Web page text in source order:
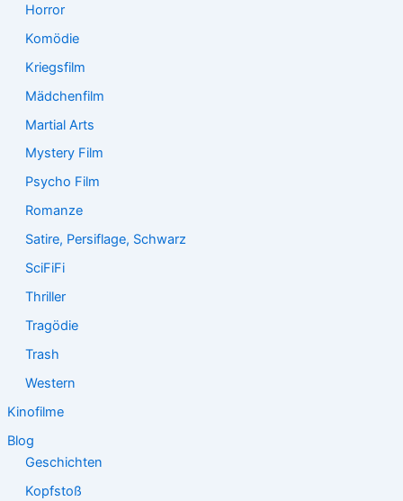
Horror
Komödie
Kriegsfilm
Mädchenfilm
Martial Arts
Mystery Film
Psycho Film
Romanze
Satire, Persiflage, Schwarz
SciFiFi
Thriller
Tragödie
Trash
Western
Kinofilme
Blog
Geschichten
Kopfstoß